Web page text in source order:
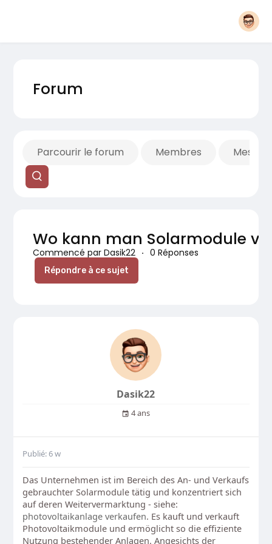
Forum
Parcourir le forum Membres Mes fils
Wo kann man Solarmodule
Commencé par Dasik22 · 0 Réponses
Répondre à ce sujet
Dasik22
4 ans
Publié: 6 w
Das Unternehmen ist im Bereich des An- und Verkaufs
gebrauchter Solarmodule tätig und konzentriert sich
auf deren Weitervermarktung - siehe:
photovoltaikanlage verkaufen. Es kauft und verkauft
Photovoltaikmodule und ermöglicht so die effiziente
Nutzung bestehender Anlagen. Angesichts der